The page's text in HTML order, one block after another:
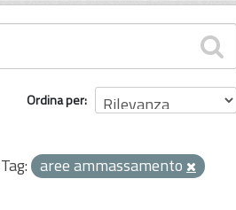
Ordina per
Tag: aree ammassamento